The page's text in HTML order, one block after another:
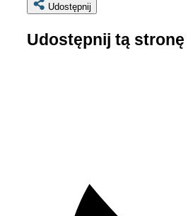
Udostępnij
Udostępnij tą stronę